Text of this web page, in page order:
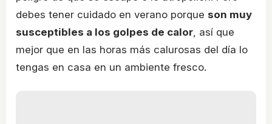
debes tener cuidado en verano porque son muy
susceptibles a los golpes de calor, así que
mejor que en las horas más calurosas del día lo
tengas en casa en un ambiente fresco.